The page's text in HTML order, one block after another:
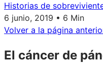
Historias de
6 junio, 2019 • 6 Min
Volver a la página
El cáncer de